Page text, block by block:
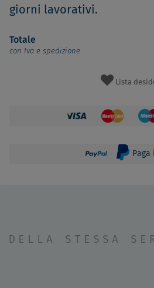
giorni lavorativi.
Totale
con Iva e spedizione
Lista
Paga
DELLA STESSA